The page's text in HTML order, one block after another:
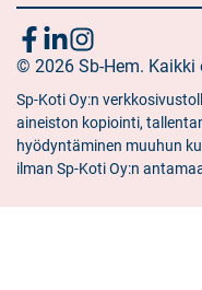
Följ
oss
Sociala
media:
facebook
Sociala
media:
linkedin
Sociala
media:
instagram
© 2026 Sb-Hem. Kaikki
Sp-Koti Oy:n
aineiston kopiointi,
hyödyntäminen muuhun
ilman Sp-Koti Oy:n